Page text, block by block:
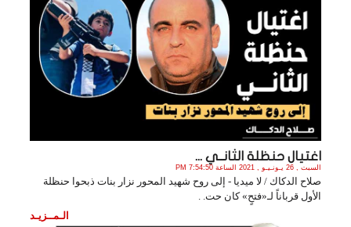
اغتيال حنظلة الثانــي ...
السبت , 26 يـونـيـو , 2021 الساعة 7:54:50 PM
صلاح الدكاك / لا ميديا - إلى روح شهيد المحور نزار بنات ذبحوا حنظلة
الأول قرباناً لـ«فتحٍ» كان حت. .
الـمــزيـد